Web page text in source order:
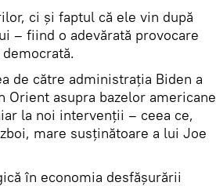
ci și faptul că ele vin după
– fiind o adevărată provocare
de către administrația Biden a
asupra bazelor americane
la noi intervenții – ceea ce,
mare susținătoare a lui Joe
în economia desfășurării